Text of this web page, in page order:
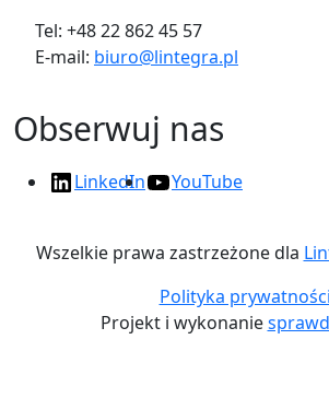
Tel: +48 22 862 45 57
E-mail: biuro@lintegra.pl
Obserwuj nas
LinkedIn YouTube
Wszelkie prawa zastrzeżone dla
Polityka prywatności
Projekt i wykonanie